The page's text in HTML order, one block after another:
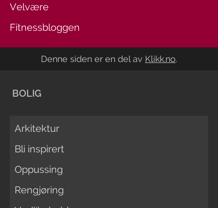
Velvære
Fitnessbloggen
Denne siden er en del av Klikk.no.
BOLIG
Arkitektur
Bli inspirert
Oppussing
Rengjøring